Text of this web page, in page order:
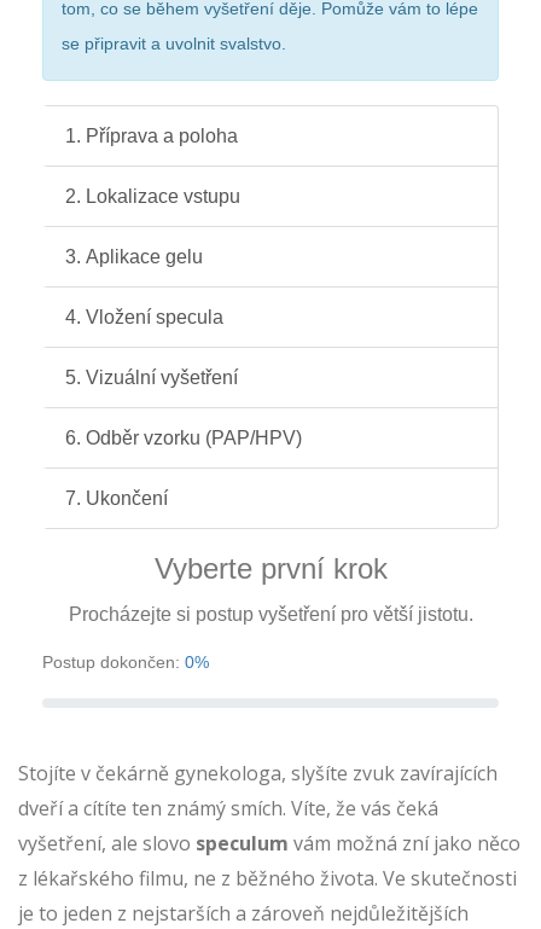
tom, co se během vyšetření děje. Pomůže vám to lépe
se připravit a uvolnit svalstvo.
1. Příprava a poloha
2. Lokalizace vstupu
3. Aplikace gelu
4. Vložení specula
5. Vizuální vyšetření
6. Odběr vzorku (PAP/HPV)
7. Ukončení
Vyberte první krok
Procházejte si postup vyšetření pro větší jistotu.
Postup dokončen: 0%
Stojíte v čekárně gynekologa, slyšíte zvuk zavírajících
dveří a cítíte ten známý smích. Víte, že vás čeká
vyšetření, ale slovo speculum vám možná zní jako něco
z lékařského filmu, ne z běžného života. Ve skutečnosti
je to jeden z nejstarších a zároveň nejdůležitějších